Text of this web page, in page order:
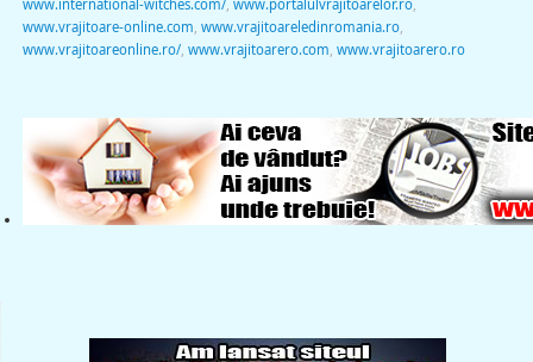
www.international-witches.com/, www.portalulvrajitoarelor.ro,
www.vrajitoare-online.com www.vrajitoareledinromania.ro,
www.vrajitoareonline.ro/, www.vrajitoarero.com www.vrajitoarero.ro